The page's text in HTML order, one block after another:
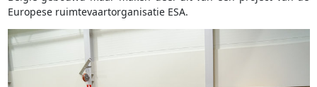
Europese ruimtevaartorganisatie ESA.